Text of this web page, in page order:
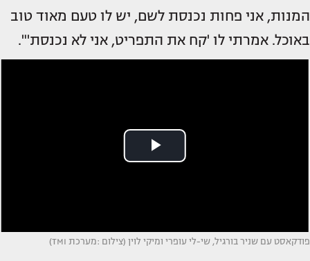
המנות, אני פחות נכנסת לשם, יש לו טעם מאוד טוב
באוכל. אמרתי לו 'קח את התפריט, אני לא נכנסת'".
פודקאסט עם שניר בורגיל, שי-לי עופרי ומיקי לוין (צילום :מערכת TMI)